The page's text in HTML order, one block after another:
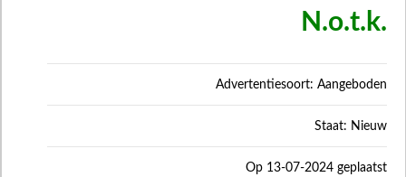
N.o.t.k.
Advertentiesoort: Aangeboden
Staat: Nieuw
Op 13-07-2024 geplaatst